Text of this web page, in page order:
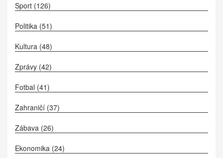
Sport (126)
Politika (51)
Kultura (48)
Zprávy (42)
Fotbal (41)
Zahraničí (37)
Zábava (26)
Ekonomika (24)